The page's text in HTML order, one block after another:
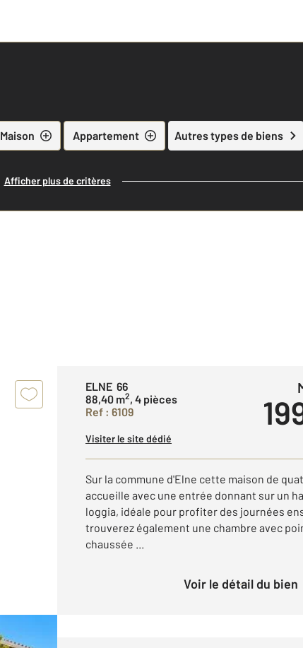
Maison Appartement Autres types de biens
Afficher plus de critères
ELNE 66
88,40 m2, 4 pièces
Ref : 6109
Visiter le site dédié
Sur la commune d'Elne cette maison de
accueille avec une entrée donnant sur un
loggia, idéale pour profiter des journées
trouverez également une chambre avec
chaussée ...
Voir le détail du bien